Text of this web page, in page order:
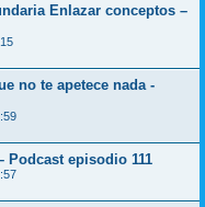
Enlazar conceptos –
no te apetece nada -
Podcast episodio 111